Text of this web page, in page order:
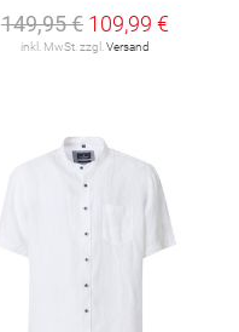
149,95 € 109,99 €
inkl. MwSt. zzgl. Versand